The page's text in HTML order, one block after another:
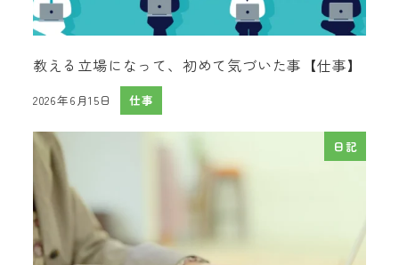
教える立場になって、初めて気づいた事【仕事】
投稿日
2026年6月15日 仕事
日記